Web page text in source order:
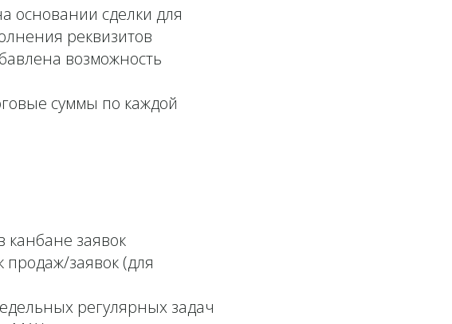
основании сделки для
реквизитов
возможность
суммы по каждой
канбане заявок
заявок (для
регулярных задач